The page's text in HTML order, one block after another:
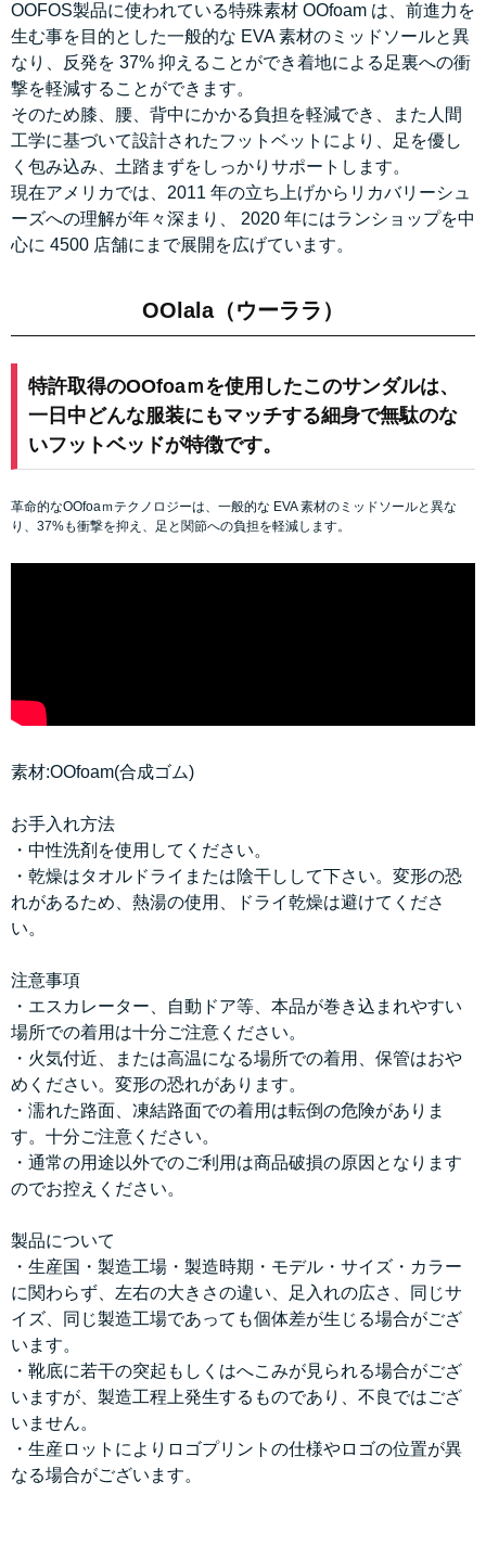
OOFOS製品に使われている特殊素材 OOfoam は、前進力を
生む事を目的とした一般的な EVA 素材のミッドソールと異
なり、反発を 37% 抑えることができ着地による足裏への衝
撃を軽減することができます。
そのため膝、腰、背中にかかる負担を軽減でき、また人間
工学に基づいて設計されたフットベットにより、足を優し
く包み込み、土踏まずをしっかりサポートします。
現在アメリカでは、2011 年の立ち上げからリカバリーシュ
ーズへの理解が年々深まり、 2020 年にはランショップを中
心に 4500 店舗にまで展開を広げています。
OOlala（ウーララ）
特許取得のOOfoaｍを使用したこのサンダルは、
一日中どんな服装にもマッチする細身で無駄のな
いフットベッドが特徴です。
革命的なOOfoaｍテクノロジーは、一般的な EVA 素材のミッドソールと異な
り、37%も衝撃を抑え、足と関節への負担を軽減します。
素材:OOfoam(合成ゴム)
お手入れ方法
・中性洗剤を使用してください。
・乾燥はタオルドライまたは陰干しして下さい。変形の恐
れがあるため、熱湯の使用、ドライ乾燥は避けてくださ
い。
注意事項
・エスカレーター、自動ドア等、本品が巻き込まれやすい
場所での着用は十分ご注意ください。
・火気付近、または高温になる場所での着用、保管はおや
めください。変形の恐れがあります。
・濡れた路面、凍結路面での着用は転倒の危険がありま
す。十分ご注意ください。
・通常の用途以外でのご利用は商品破損の原因となります
のでお控えください。
製品について
・生産国・製造工場・製造時期・モデル・サイズ・カラー
に関わらず、左右の大きさの違い、足入れの広さ、同じサ
イズ、同じ製造工場であっても個体差が生じる場合がござ
います。
・靴底に若干の突起もしくはへこみが見られる場合がござ
いますが、製造工程上発生するものであり、不良ではござ
いません。
・生産ロットによりロゴプリントの仕様やロゴの位置が異
なる場合がございます。